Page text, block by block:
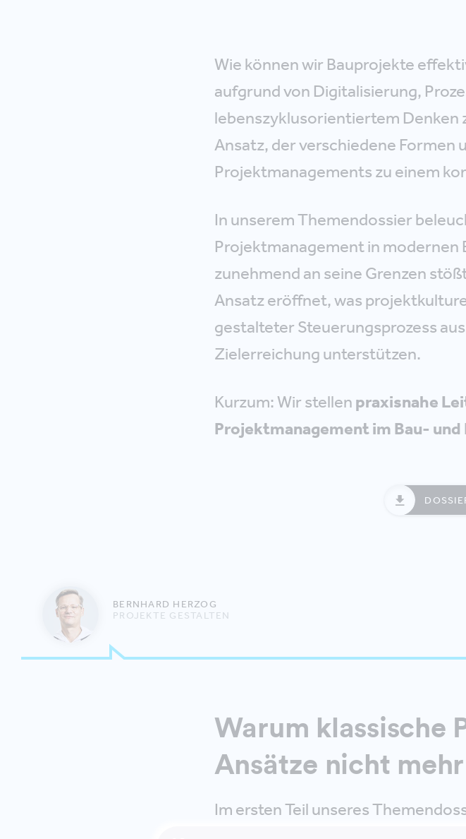
Wie können wir Bauprojekte
aufgrund von Digitalisierung,
lebenszyklusorientiertem Denken
Ansatz, der verschiedene Formen
Projektmanagements zu einem
In unserem Themendossier
Projektmanagement in
zunehmend an seine Grenzen
Ansatz eröffnet, was
gestalteter Steuerungsprozess
Zielerreichung unterstützen.
Kurzum: Wir stellen praxisnahe
Projektmanagement im Bau-
BERNHARD HERZOG
PROJEKTE GESTALTEN
Warum klassische
Ansätze nicht
Im ersten Teil unseres